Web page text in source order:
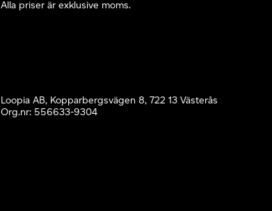
Alla priser är exklusive moms.
Loopia AB, Kopparbergsvägen 8, 722 13 Västerås
Org.nr: 556633-9304